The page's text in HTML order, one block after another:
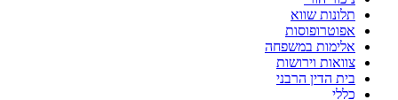
תלונות שווא
אפוטרופוסות
אלימות במשפחה
צוואות וירושות
בית הדין הרבני
כללי